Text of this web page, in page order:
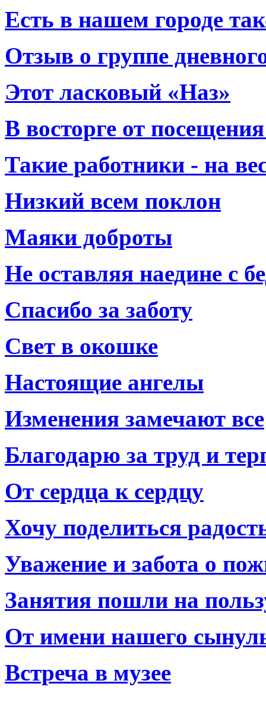
Есть в нашем городе
Отзыв о группе
Этот ласковый «Наз»
В восторге от
Такие работники - на
Низкий всем поклон
Маяки доброты
Не оставляя наедине с
Спасибо за заботу
Свет в окошке
Настоящие ангелы
Изменения замечают все
Благодарю за труд и
От сердца к сердцу
Хочу поделиться
Уважение и забота о
Занятия пошли на
От имени нашего
Встреча в музее